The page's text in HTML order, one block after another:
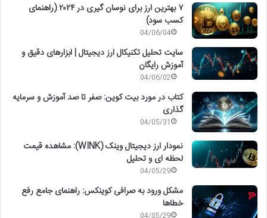
۷ بهترین ارز برای نوسان گیری در ۲۰۲۴ (راهنمای
کسب سود)
04/06/04
سایت تحلیل تکنیکال ارز دیجیتال | ابزارهای دقیق و
آموزش رایگان
04/06/02
کتاب در مورد بیت کوین: صفر تا صد آموزش و سرمایه
گذاری
04/05/31
نمودار ارز دیجیتال وینک (WINK): مشاهده قیمت
لحظه ای و تحلیل
04/05/29
مشکل ورود به صرافی کوینکس: راهنمای جامع رفع
خطاها